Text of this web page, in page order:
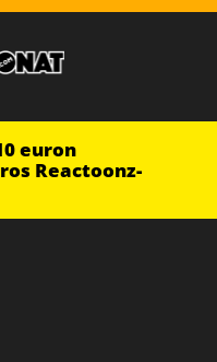
euron
Reactoonz-